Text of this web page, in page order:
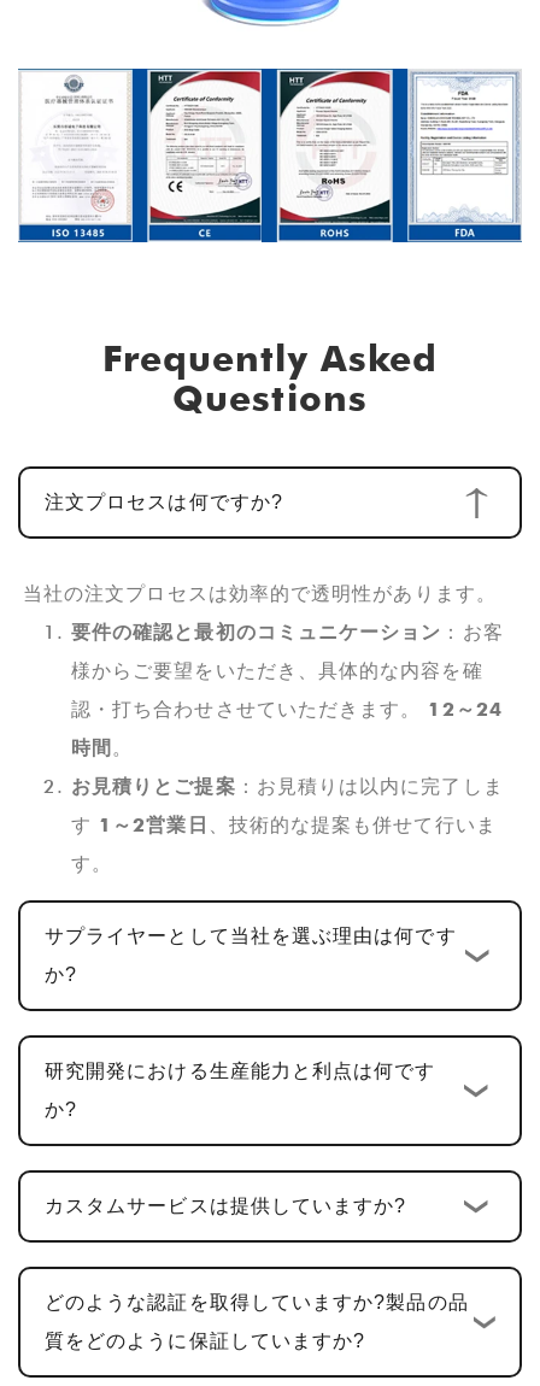
Frequently Asked
Questions
注文プロセスは何ですか?
当社の注文プロセスは効率的で透明性があります。
要件の確認と最初のコミュニケーション ：お客
様からご要望をいただき、具体的な内容を確
認・打ち合わせさせていただきます。 12～24
時間 。
お見積りとご提案 ：お見積りは以内に完了しま
す 1～2営業日
、技術的な提案も併せて行いま
す。
カスタム設計と開発: お見積りが確定したら、
標準のカスタム開発サイクルは次のとおりで
す。
設計、ソフトウェア開発を含む多機能 PCBA 製
品の場合、通常、サイクルは次のとおりです。
くためのサンプルを提供しております。サンプ
ルの承認には通常時間がかかります
5～7営業
日、フィードバックに基づいて調整が加えられ
: サンプル承認後、生産サイク
サプライヤーとして当社を選ぶ理由は何です
か?
研究開発における生産能力と利点は何です
か?
カスタムサービスは提供していますか?
どのような認証を取得していますか?製品の品
質をどのように保証していますか?